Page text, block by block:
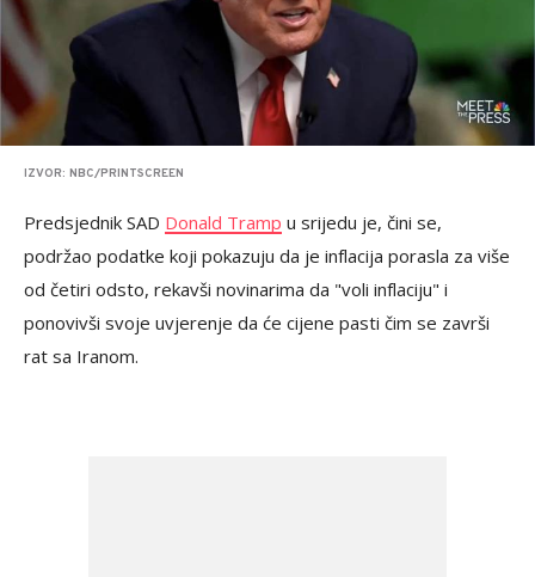
IZVOR: NBC/PRINTSCREEN
Predsjednik SAD Donald Tramp u srijedu je, čini se,
podržao podatke koji pokazuju da je inflacija porasla za više
od četiri odsto, rekavši novinarima da "voli inflaciju" i
ponovivši svoje uvjerenje da će cijene pasti čim se završi
rat sa Iranom.